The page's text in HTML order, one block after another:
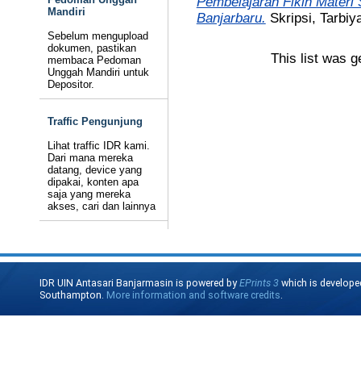
Mandiri
Sebelum mengupload
dokumen, pastikan
membaca Pedoman
Unggah Mandiri untuk
Depositor.
Traffic Pengunjung
Lihat traffic IDR kami.
Dari mana mereka
datang, device yang
dipakai, konten apa
saja yang mereka
akses, cari dan lainnya
Banjarbaru. Skripsi,
This list was
IDR UIN Antasari Banjarmasin is powered byEPrints 3 which is
Southampton. More information and software credits.